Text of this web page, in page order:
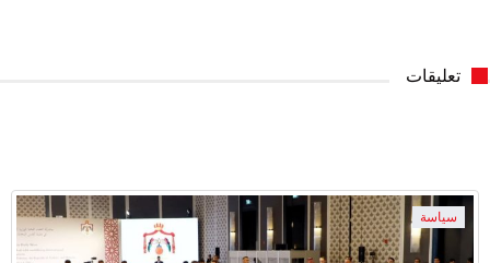
تعليقات
سياسة